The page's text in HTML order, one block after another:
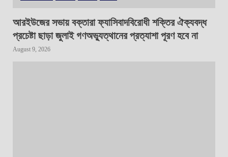
আরইউজের সভায় বক্তারা ফ্যাসিবাদবিরোধী শক্তির ঐক্যবদ্ধ
প্রচেষ্টা ছাড়া জুলাই গণঅভ্যুত্থানের প্রত্যাশা পূরণ হবে না
August 9, 2026